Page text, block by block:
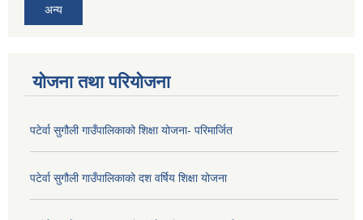
अन्य
योजना तथा परियोजना
पटेर्वा सुगौली गाउँपालिकाको शिक्षा योजना- परिमार्जित
पटेर्वा सुगौली गाउँपालिकाको दश वर्षिय शिक्षा योजना